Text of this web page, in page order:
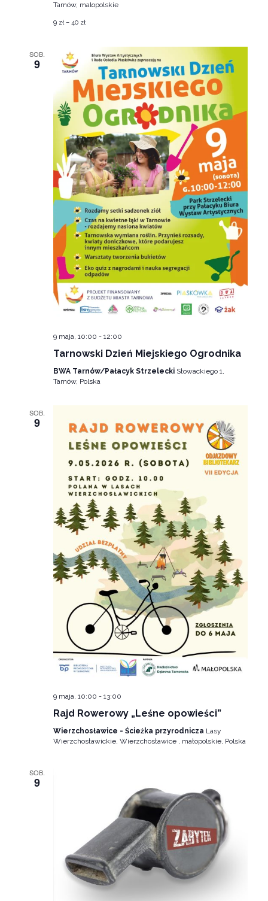
Tarnów, malopolskie
9 zł – 40 zł
SOB.
9
9 maja, 10:00 - 12:00
Tarnowski Dzień Miejskiego Ogrodnika
BWA Tarnów/Pałacyk Strzelecki Słowackiego 1,
Tarnów, Polska
SOB.
9
9 maja, 10:00 - 13:00
Rajd Rowerowy „Leśne opowieści”
Wierzchosławice - Ścieżka przyrodnicza Lasy
Wierzchosławickie, Wierzchosławice , małopolskie, Polska
SOB.
9